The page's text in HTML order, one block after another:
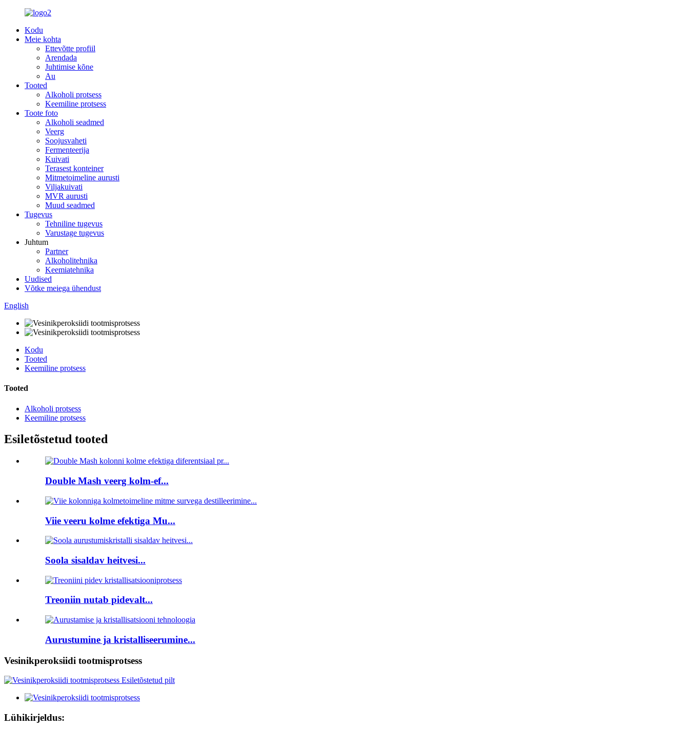
Kodu
Meie kohta
Ettevõtte profiil
Arendada
Juhtimise kõne
Au
Tooted
Alkoholi protsess
Keemiline protsess
Toote foto
Alkoholi seadmed
Veerg
Soojusvaheti
Fermenteerija
Kuivati
Terasest konteiner
Mitmetoimeline aurusti
Viljakuivati
MVR aurusti
Muud seadmed
Tugevus
Tehniline tugevus
Varustage tugevus
Juhtum
Partner
Alkoholitehnika
Keemiatehnika
Uudised
Võtke meiega ühendust
English
Kodu
Tooted
Keemiline protsess
Tooted
Alkoholi protsess
Keemiline protsess
Esiletõstetud tooted
Double Mash veerg kolm-ef...
Viie veeru kolme efektiga Mu...
Soola sisaldav heitvesi...
Treoniin nutab pidevalt...
Aurustumine ja kristalliseerumine...
Vesinikperoksiidi tootmisprotsess
Lühikirjeldus: